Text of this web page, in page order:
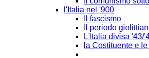
l'Italia nel '900
Il fascismo
Il periodo
L'Italia divisa '43/
la Costituente e